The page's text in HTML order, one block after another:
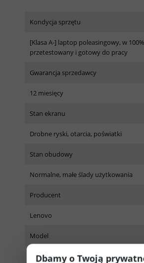
Kondycja sprzętu
[Klasa A-] laptop poleasingowy, w
przetestowany i gotowy do pracy
Gwarancja sprzedawcy
12 miesięcy
Stan ekranu
Drobne ryski, otarcia, poświatki
Stan obudowy
Normalne, małe ślady użytkowania
Producent
Lenovo
Model
ThinkPad L14 Gen1
Dbamy o Twoją